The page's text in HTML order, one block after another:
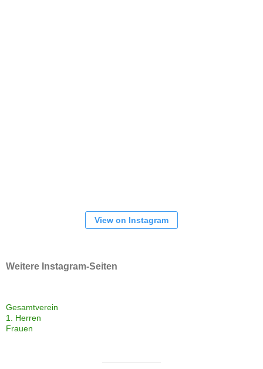
View on Instagram
Weitere Instagram-Seiten
Gesamtverein
1. Herren
Frauen